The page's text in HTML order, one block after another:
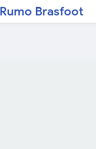
Rumo Brasfoot